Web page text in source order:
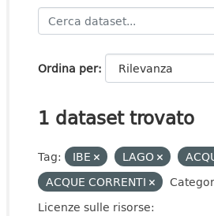
Ordina per
1 dataset trovato
Tag: IBE LAGO
ACQUE CORRENTI
Licenze sulle risorse: